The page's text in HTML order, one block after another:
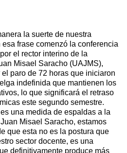
la suerte de nuestra
frase comenzó la conferencia
el rector interino de la
Misael Saracho (UAJMS),
paro de 72 horas que iniciaron
indefinida que mantienen los
lo que significará el retraso
este segundo semestre.
una medida de espaldas a la
Misael Saracho, estamos
que esta no es la postura que
sector docente, es una
definitivamente produce más